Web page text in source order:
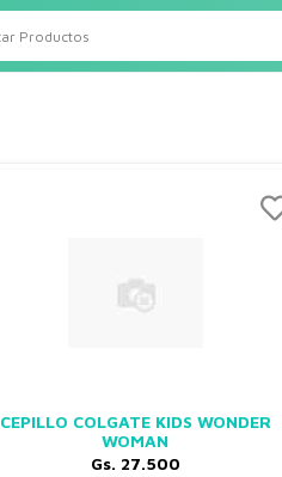
CEPILLO COLGATE KIDS WONDER
WOMAN
Gs. 27.500